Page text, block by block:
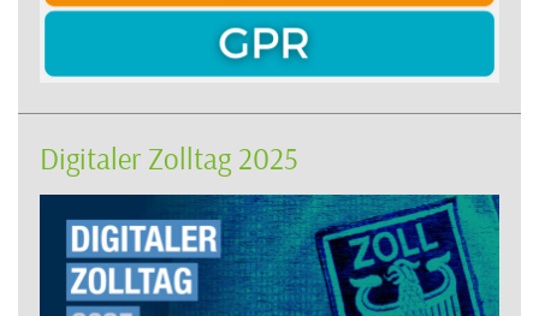
Digitaler Zolltag 2025